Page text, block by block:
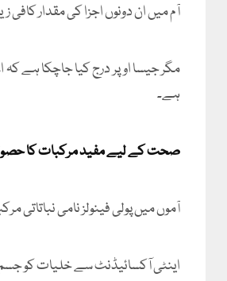
آم میں ان دونوں اجزا کی مقدار
مگر جیسا اوپر درج کیا جاچکا ہے
ہے۔
صحت کے لیے مفید مرکبات کا
آموں میں پولی فینولز نامی
اینٹی آکسائیڈنٹ سے خلیات کو